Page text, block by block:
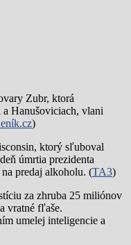
Zubr, ktorá
Hanušoviciach, vlani
)
ktorý sľuboval
úmrtia prezidenta
predaj alkoholu. (TA3)
za zhruba 25 miliónov
vratné fľaše.
umelej inteligencie a